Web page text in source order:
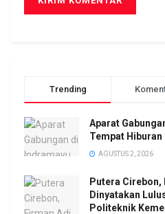
Trending
Aparat
Tempat Hiburan
AGUSTUS 2, 2026
Putera Cirebon,
Dinyatakan
Politeknik